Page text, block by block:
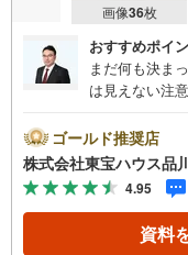
画像36枚
おすすめポイ
まだ何も決ま
は見えない注
とも包み隠さ
トを大切にし
報も含めて、
しょう。まず
産キャンペ
ボーナスライ
ゴールド推奨店
株式会社東宝ハウス品
4.95
資料